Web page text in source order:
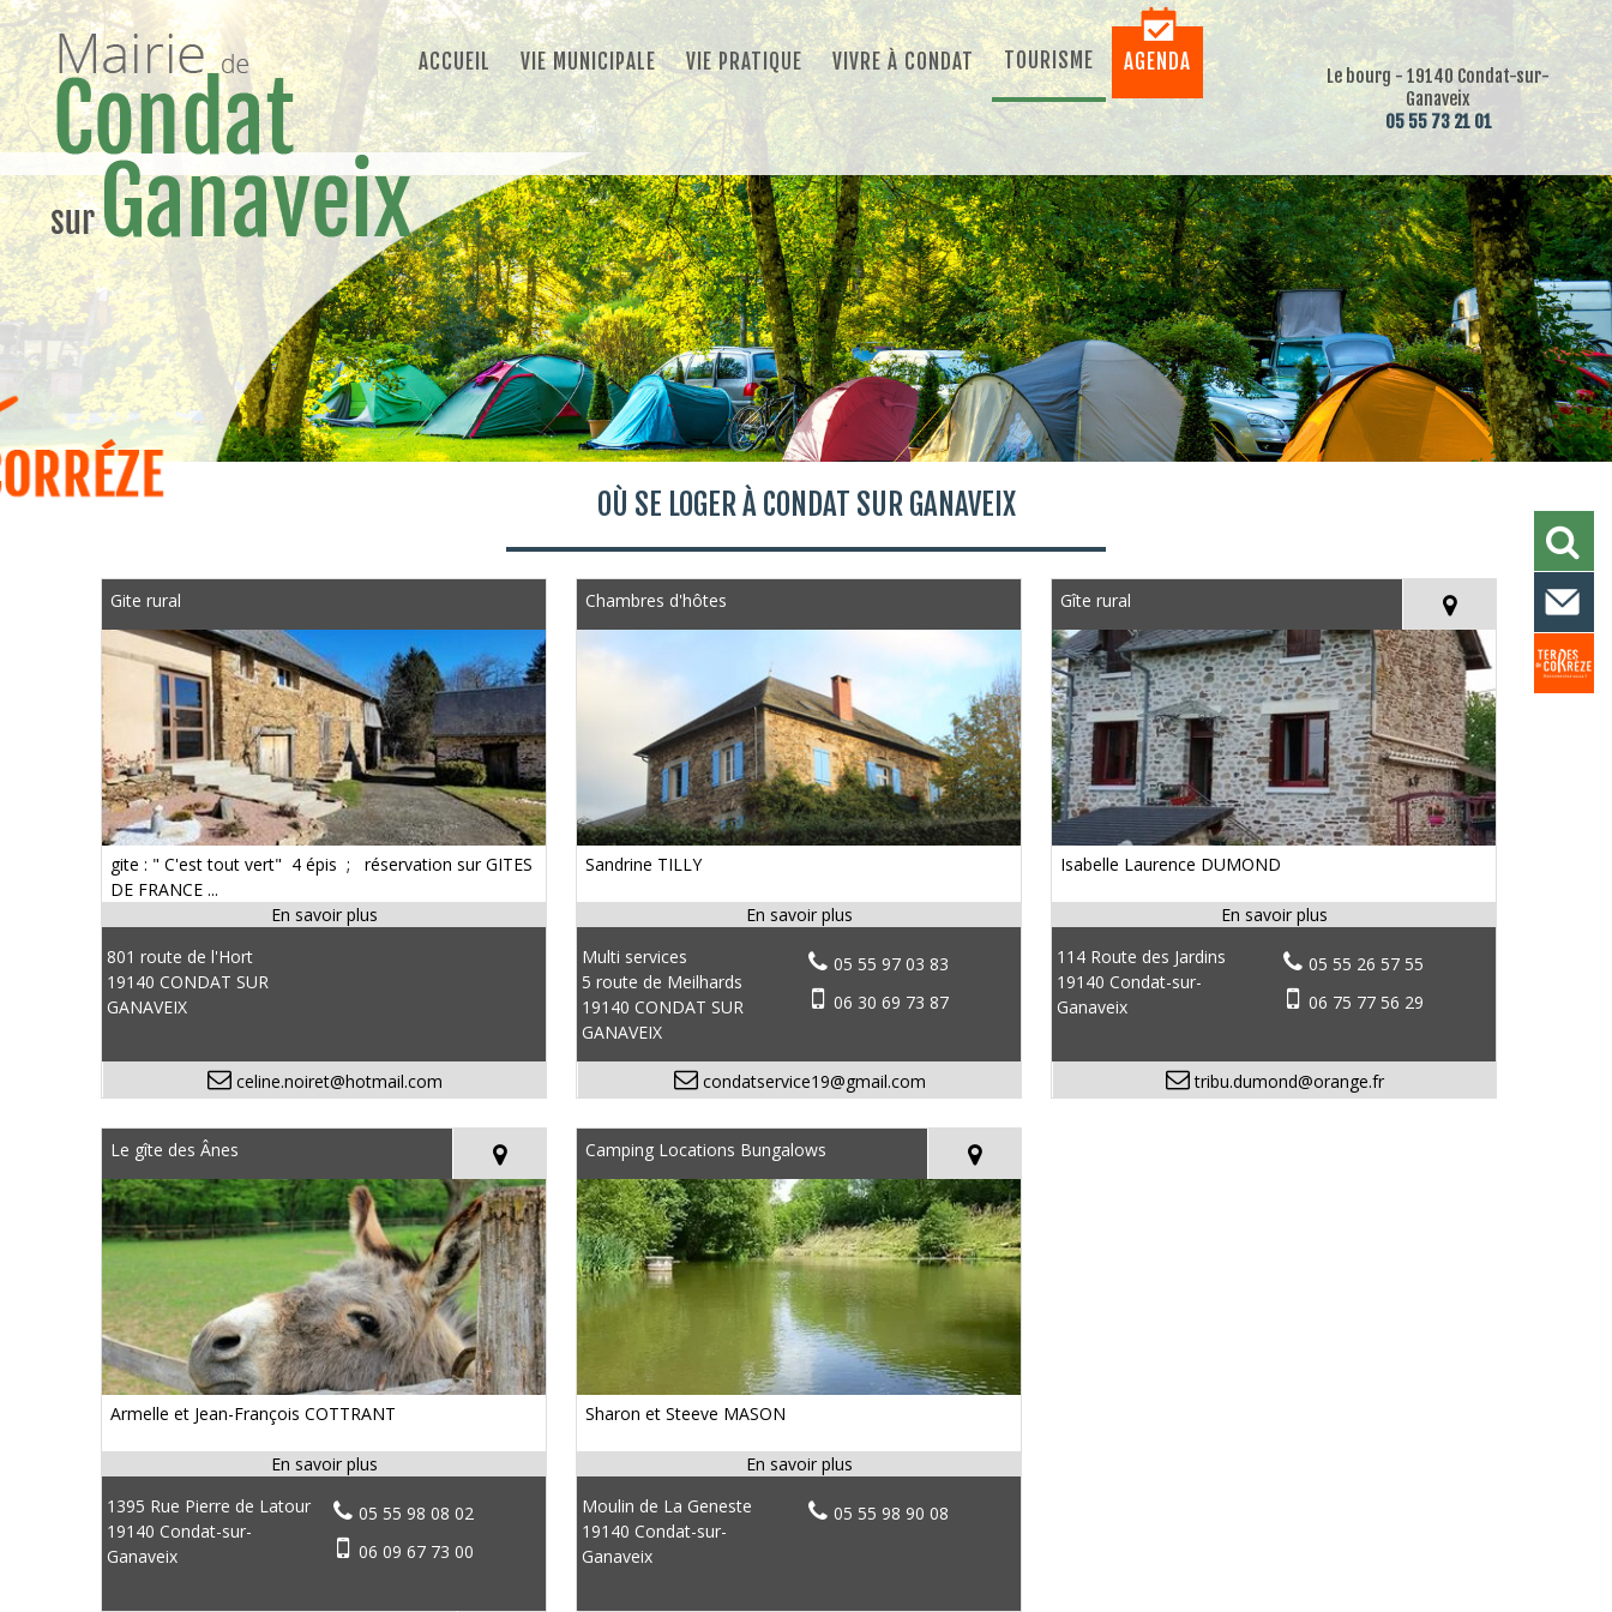
Le bourg - 19140 Condat-sur-
Ganaveix
05 55 73 21 01
ACCUEIL VIE MUNICIPALE VIE PRATIQUE VIVRE À CONDAT TOURISME AGENDA
OÙ SE LOGER À CONDAT SUR GANAVEIX
Gite rural
gite : " C'est tout vert" 4 épis ; réservation sur GITES
DE FRANCE ...
801 route de l'Hort
19140 CONDAT SUR
GANAVEIX
celine.noiret@hotmail.com
Chambres d'hôtes
Sandrine TILLY
Multi services
5 route de Meilhards
19140 CONDAT SUR
GANAVEIX
05 55 97 03 83
06 30 69 73 87
condatservice19@gmail.com
Gîte rural
Isabelle Laurence DUMOND
114 Route des Jardins
19140 Condat-sur-
Ganaveix
05 55 26 57 55
06 75 77 56 29
tribu.dumond@orange.fr
Le gîte des Ânes
Armelle et Jean-François COTTRANT
1395 Rue Pierre de Latour
19140 Condat-sur-
Ganaveix
05 55 98 08 02
06 09 67 73 00
Camping Locations Bungalows
Sharon et Steeve MASON
Moulin de La Geneste
19140 Condat-sur-
Ganaveix
05 55 98 90 08